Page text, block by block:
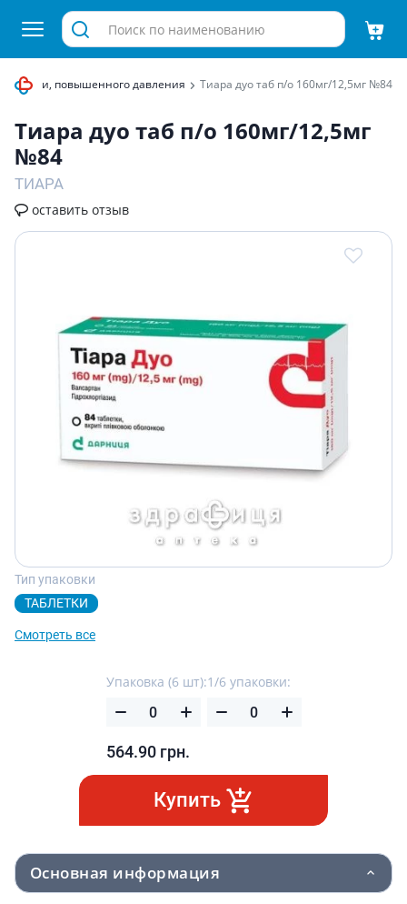
повышенного давления Тиара дуо таб п/о 160мг/12,5мг №84
Тиара дуо таб п/о 160мг/12,5мг
№84
ТИАРА
оставить отзыв
Тип упаковки
ТАБЛЕТКИ
Смотреть все
Упаковка (6 шт):
564.90 грн.
1/6 упаковки:
Купить
Основная информация